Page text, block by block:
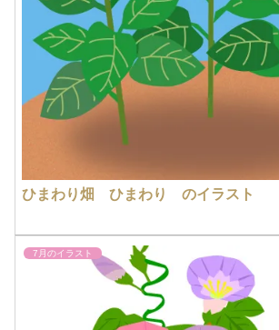
ひまわり畑 ひまわり のイラスト
7月のイラスト